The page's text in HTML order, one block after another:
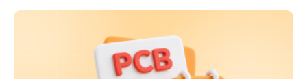
рассказали в статье.